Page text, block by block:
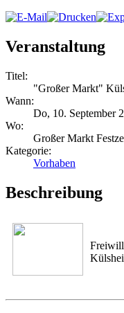
Veranstaltung
Titel:
"Großer Markt"
Wann:
Do, 10. September
Wo:
Großer Markt
Kategorie:
Vorhaben
Beschreibung